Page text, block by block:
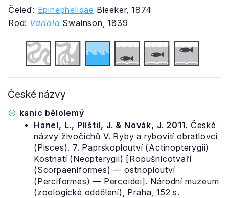
Čeleď: Epinephelidae Bleeker, 1874
Rod: Variola Swainson, 1839
České názvy
kanic bělolemý
Hanel, L., Plíštil, J. & Novák, J. 2011. České
názvy živočichů V. Ryby a rybovití obratlovci
(Pisces). 7. Paprskoploutví (Actinopterygii)
Kostnatí (Neopterygii) [Ropušnicotvaří
(Scorpaeniformes) — ostnoploutví
(Perciformes) — Percoidei]. Národní muzeum
(zoologické oddělení), Praha, 152 s.